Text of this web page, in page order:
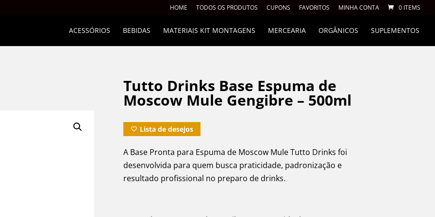
HOME TODOS OS PRODUTOS CUPONS FAVORITOS MINHA CONTA 0 ITEMS
ACESSÓRIOS BEBIDAS MATERIAIS KIT MONTAGENS MERCEARIA ORGÂNICOS SUPLEMENTOS
Tutto Drinks Base Espuma de
Moscow Mule Gengibre – 500ml
Lista de desejos
A Base Pronta para Espuma de Moscow Mule Tutto Drinks foi
desenvolvida para quem busca praticidade, padronização e
resultado profissional no preparo de drinks.